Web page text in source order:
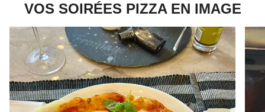
VOS SOIRÉES PIZZA EN IMAGE